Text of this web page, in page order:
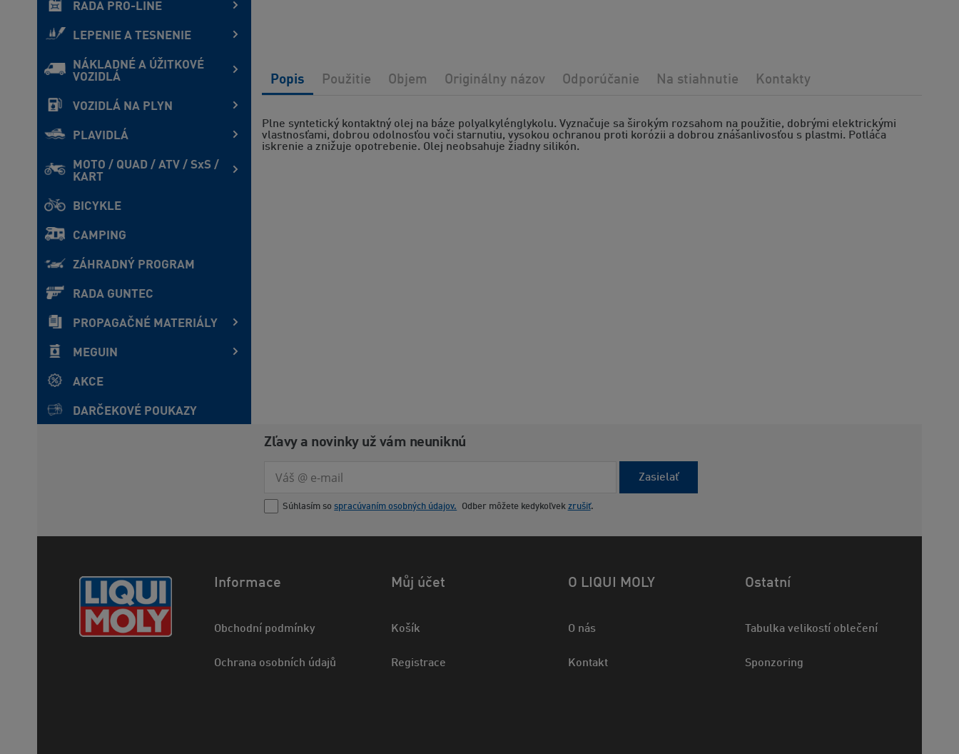
RADA PRO-LINE
LEPENIE A TESNENIE
NÁKLADNÉ A ÚŽITKOVÉ
VOZIDLÁ
VOZIDLÁ NA PLYN
PLAVIDLÁ
MOTO / QUAD / ATV / SxS /
KART
BICYKLE
CAMPING
ZÁHRADNÝ PROGRAM
RADA GUNTEC
PROPAGAČNÉ MATERIÁLY
MEGUIN
AKCE
DARČEKOVÉ POUKAZY
Plne syntetický kontaktný olej na báze polyalkylénglykolu. Vyznačuje sa širokým rozsahom na použitie, dobrými elektrickými
vlastnosťami, dobrou odolnosťou voči starnutiu, vysokou ochranou proti korózii a dobrou znášanlivosťou s plastmi. Potláča
iskrenie a znižuje opotrebenie. Olej neobsahuje žiadny silikón.
Popis Použitie Objem Originálny názov Odporúčanie Na stiahnutie Kontakty
Zľavy a novinky už vám neuniknú
Zasielať
Súhlasím so spracúvaním osobných údajov. Odber môžete kedykoľvek zrušiť.
Informace
Obchodní podmínky
Ochrana osobních údajů
Můj účet
Košík
Registrace
O LIQUI MOLY
O nás
Kontakt
Ostatní
Tabulka velikostí oblečení
Sponzoring